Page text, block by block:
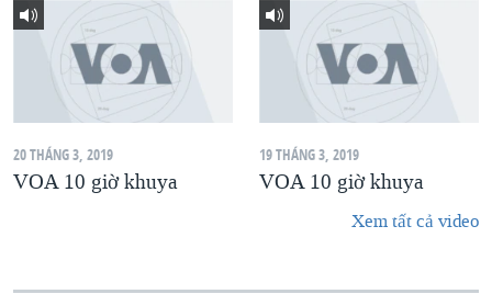
20 THÁNG 3, 2019
VOA 10 giờ khuya
19 THÁNG 3, 2019
VOA 10 giờ khuya
Xem tất cả video